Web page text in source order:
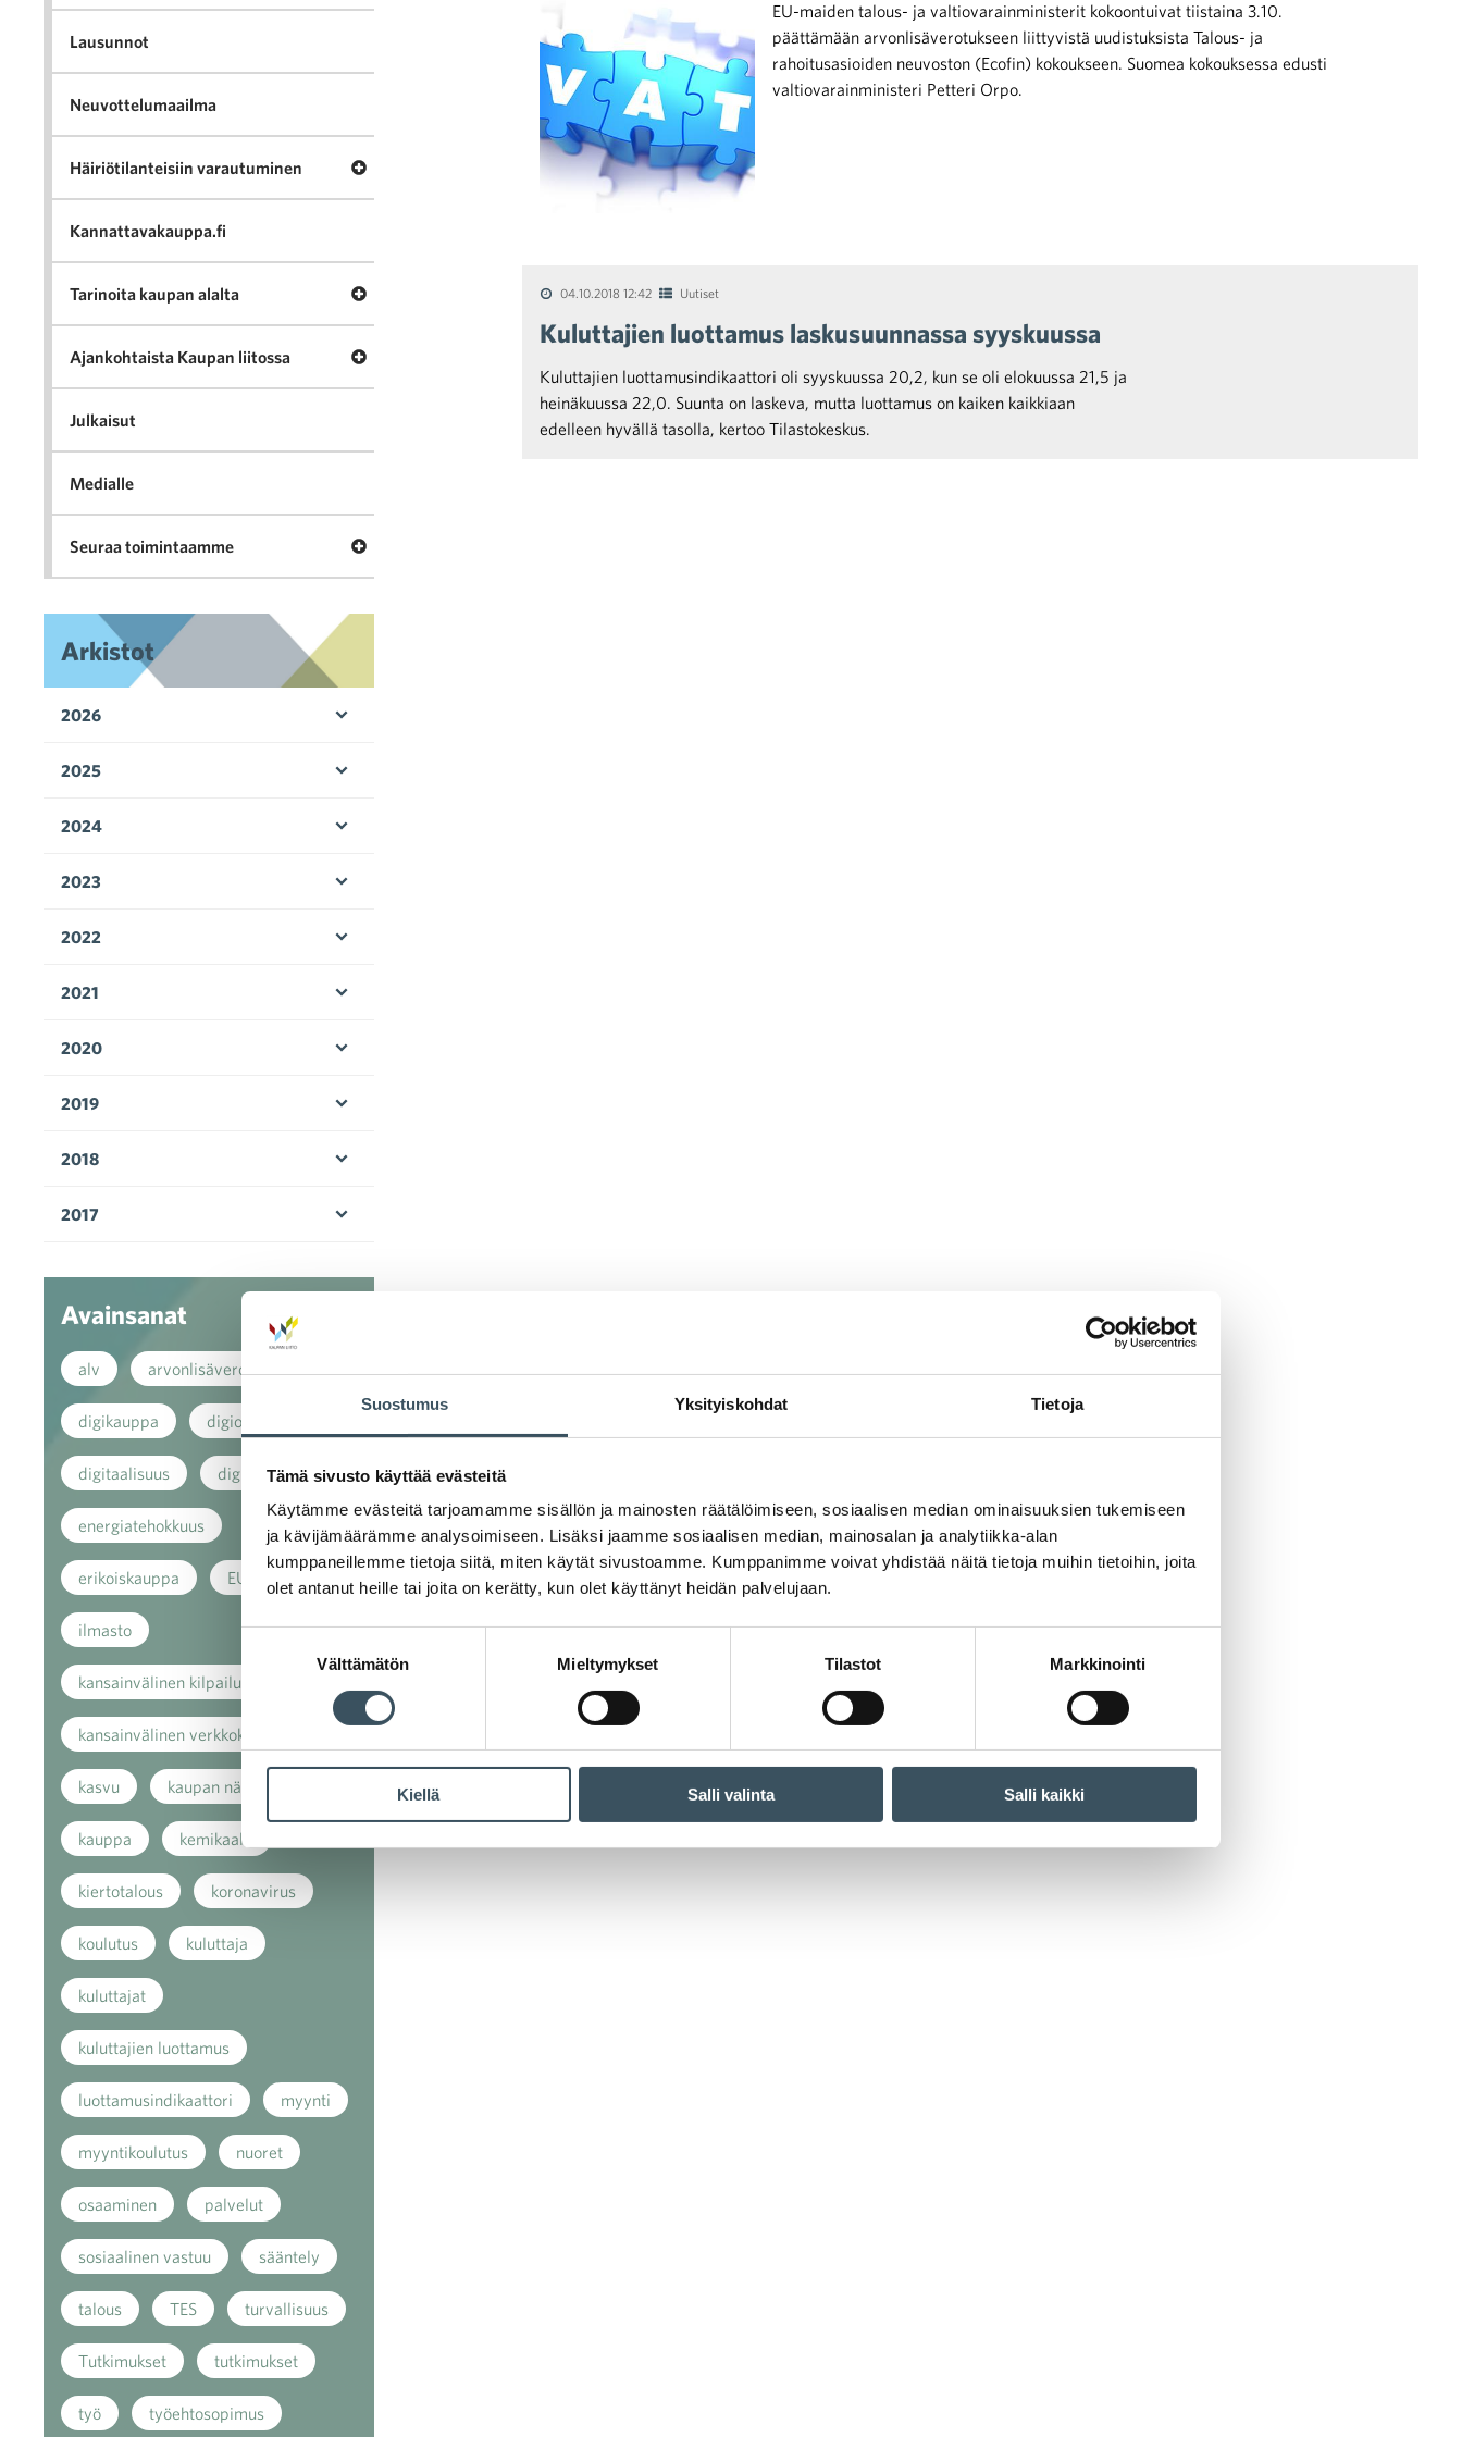
Suostumus Yksityiskohdat Tietoja
Tämä sivusto käyttää evästeitä
Käytämme evästeitä tarjoamamme sisällön ja mainosten räätälöimiseen, sosiaalisen median ominaisuuksien tukemiseen
ja kävijämäärämme analysoimiseen. Lisäksi jaamme sosiaalisen median, mainosalan ja analytiikka-alan
kumppaneillemme tietoja siitä, miten käytät sivustoamme. Kumppanimme voivat yhdistää näitä tietoja muihin tietoihin, joita
olet antanut heille tai joita on kerätty, kun olet käyttänyt heidän palvelujaan.
valinta
Välttämätön Mieltymykset Tilastot Markkinointi
Kiellä Salli valinta Salli kaikki
EU-maiden talous- ja valtiovarainministerit kokoontuivat tiistaina 3.10.
päättämään arvonlisäverotukseen liittyvistä uudistuksista Talous- ja
rahoitusasioiden neuvoston (Ecofin) kokoukseen. Suomea kokouksessa edusti
valtiovarainministeri Petteri Orpo.
04.10.2018 12:42 Uutiset
Kuluttajien luottamus laskusuunnassa syyskuussa
Kuluttajien luottamusindikaattori oli syyskuussa 20,2, kun se oli elokuussa 21,5 ja
heinäkuussa 22,0. Suunta on laskeva, mutta luottamus on kaiken kaikkiaan
edelleen hyvällä tasolla, kertoo Tilastokeskus.
Lausunnot
Neuvottelumaailma
Häiriötilanteisiin varautuminen Avaa valikko Häiriötilanteisiin varautuminen
Kannattavakauppa.fi
Tarinoita kaupan alalta Avaa valikko Tarinoita kaupan alalta
Ajankohtaista Kaupan liitossa Avaa valikko Ajankohtaista Kaupan liitossa
Julkaisut
Medialle
Seuraa toimintaamme Avaa valikko Seuraa toimintaamme
Arkistot
2026
2025
2024
2023
2022
2021
2020
2019
2018
2017
Avainsanat
alv arvonlisävero
digikauppa digiostaminen
digitaalisuus digitalisaatio
energiatehokkuus
erikoiskauppa EU
ilmasto
kansainvälinen kilpailu
kansainvälinen verkkokauppa
kasvu kaupan näkymät
kauppa kemikaalit
kiertotalous koronavirus
koulutus kuluttaja
kuluttajat
kuluttajien luottamus
luottamusindikaattori myynti
myyntikoulutus nuoret
osaaminen palvelut
sosiaalinen vastuu sääntely
talous TES turvallisuus
Tutkimukset tutkimukset
työ työehtosopimus